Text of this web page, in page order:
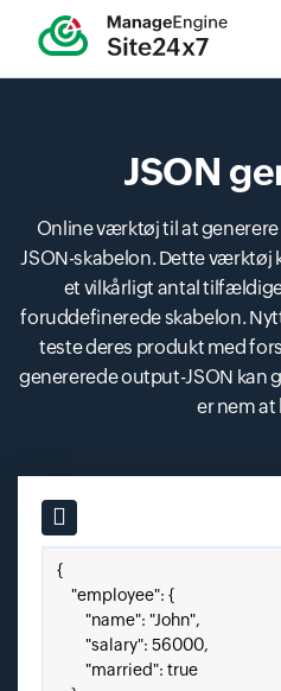
JSON
Online værktøj til at
JSON-skabelon. Dette værktøj
et vilkårligt antal
foruddefinerede skabelon.
teste deres produkt med
genererede output-JSON kan
er nem at
Input field
Indsæt din JSON her.